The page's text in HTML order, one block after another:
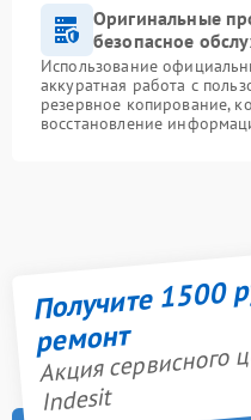
Оригинальные
безопасное
Использование
аккуратная работа с
резервное копирование,
восстановление
Получите 1500
ремонт
Акция сервисного
Indesit